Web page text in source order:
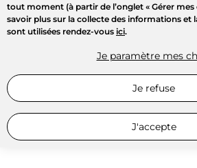
tout moment (à partir de l’onglet « Gérer mes
savoir plus sur la collecte des informations et
sont utilisées rendez-vous ici.
Je paramètre mes
Je refuse
J'accepte